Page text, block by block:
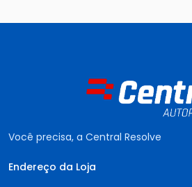
Você precisa, a Central Resolve
Endereço da Loja